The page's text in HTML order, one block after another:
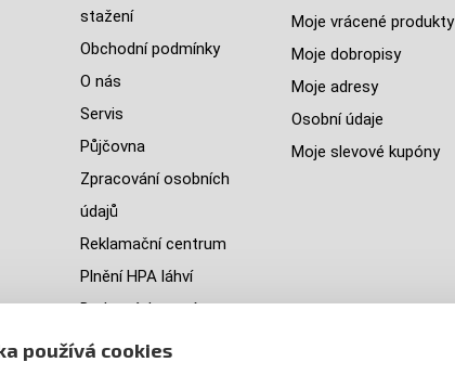
používá cookies
stažení
Obchodní podmínky
O nás
Servis
Půjčovna
Zpracování osobních
údajů
Reklamační centrum
Plnění HPA láhví
Do kterých zemí
doručujeme
Moje vrácené produkty
Moje dobropisy
Moje adresy
Osobní údaje
Moje slevové kupóny